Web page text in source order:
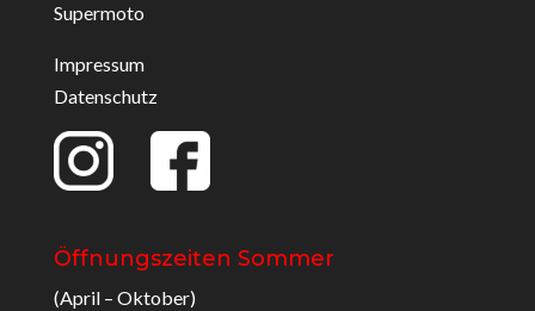
Supermoto
Impressum
Datenschutz
Öffnungszeiten Sommer
(April – Oktober)